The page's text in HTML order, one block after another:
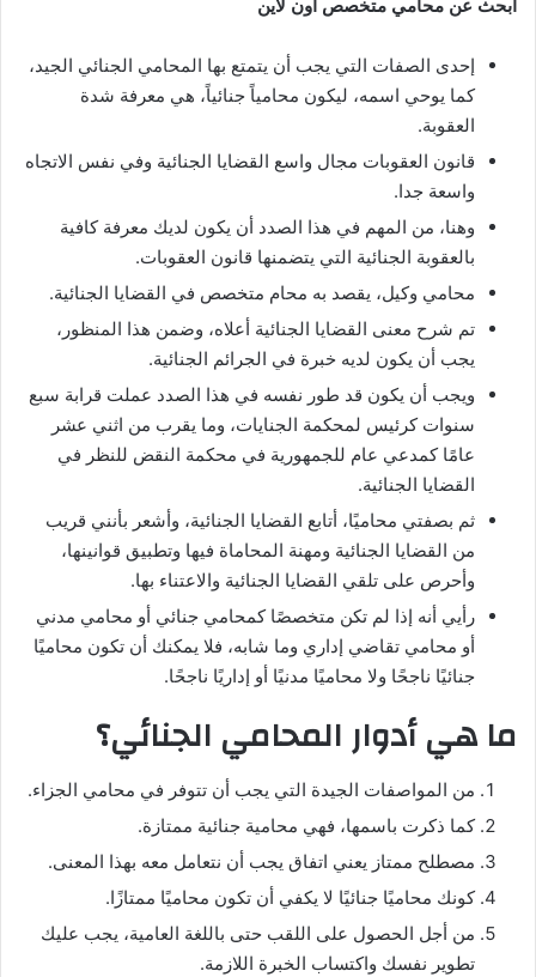
ابحث عن محامي متخصص اون لاين
إحدى الصفات التي يجب أن يتمتع بها المحامي الجنائي الجيد،
كما يوحي اسمه، ليكون محامياً جنائياً، هي معرفة شدة
العقوبة.
قانون العقوبات مجال واسع القضايا الجنائية وفي نفس الاتجاه
واسعة جدا.
وهنا، من المهم في هذا الصدد أن يكون لديك معرفة كافية
بالعقوبة الجنائية التي يتضمنها قانون العقوبات.
محامي وكيل، يقصد به محام متخصص في القضايا الجنائية.
تم شرح معنى القضايا الجنائية أعلاه، وضمن هذا المنظور،
يجب أن يكون لديه خبرة في الجرائم الجنائية.
ويجب أن يكون قد طور نفسه في هذا الصدد عملت قرابة سبع
سنوات كرئيس لمحكمة الجنايات، وما يقرب من اثني عشر
عامًا كمدعي عام للجمهورية في محكمة النقض للنظر في
القضايا الجنائية.
ثم بصفتي محاميًا، أتابع القضايا الجنائية، وأشعر بأنني قريب
من القضايا الجنائية ومهنة المحاماة فيها وتطبيق قوانينها،
وأحرص على تلقي القضايا الجنائية والاعتناء بها.
رأيي أنه إذا لم تكن متخصصًا كمحامي جنائي أو محامي مدني
أو محامي تقاضي إداري وما شابه، فلا يمكنك أن تكون محاميًا
جنائيًا ناجحًا ولا محاميًا مدنيًا أو إداريًا ناجحًا.
ما هي أدوار المحامي الجنائي؟
من المواصفات الجيدة التي يجب أن تتوفر في محامي الجزاء.
كما ذكرت باسمها، فهي محامية جنائية ممتازة.
مصطلح ممتاز يعني اتفاق يجب أن نتعامل معه بهذا المعنى.
كونك محاميًا جنائيًا لا يكفي أن تكون محاميًا ممتازًا.
من أجل الحصول على اللقب حتى باللغة العامية، يجب عليك
تطوير نفسك واكتساب الخبرة اللازمة.